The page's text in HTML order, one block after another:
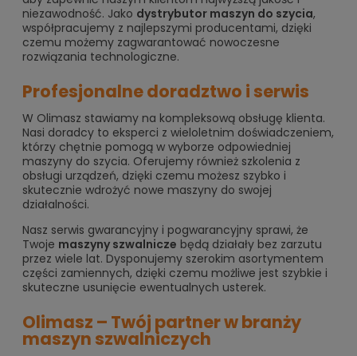
niezawodność. Jako dystrybutor maszyn do szycia,
współpracujemy z najlepszymi producentami, dzięki
czemu możemy zagwarantować nowoczesne
rozwiązania technologiczne.
Profesjonalne doradztwo i serwis
W Olimasz stawiamy na kompleksową obsługę klienta.
Nasi doradcy to eksperci z wieloletnim doświadczeniem,
którzy chętnie pomogą w wyborze odpowiedniej
maszyny do szycia. Oferujemy również szkolenia z
obsługi urządzeń, dzięki czemu możesz szybko i
skutecznie wdrożyć nowe maszyny do swojej
działalności.
Nasz serwis gwarancyjny i pogwarancyjny sprawi, że
Twoje maszyny szwalnicze będą działały bez zarzutu
przez wiele lat. Dysponujemy szerokim asortymentem
części zamiennych, dzięki czemu możliwe jest szybkie i
skuteczne usunięcie ewentualnych usterek.
Olimasz – Twój partner w branży
maszyn szwalniczych